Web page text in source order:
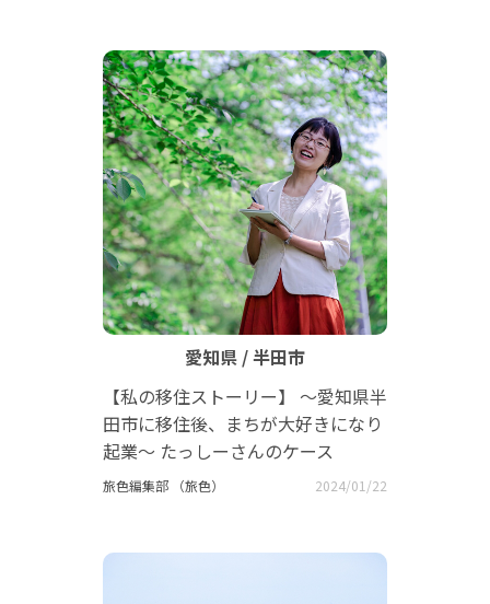
愛知県 / 半田市
【私の移住ストーリー】 ～愛知県半
田市に移住後、まちが大好きになり
起業～ たっしーさんのケース
旅色編集部 （旅色） 2024/01/22